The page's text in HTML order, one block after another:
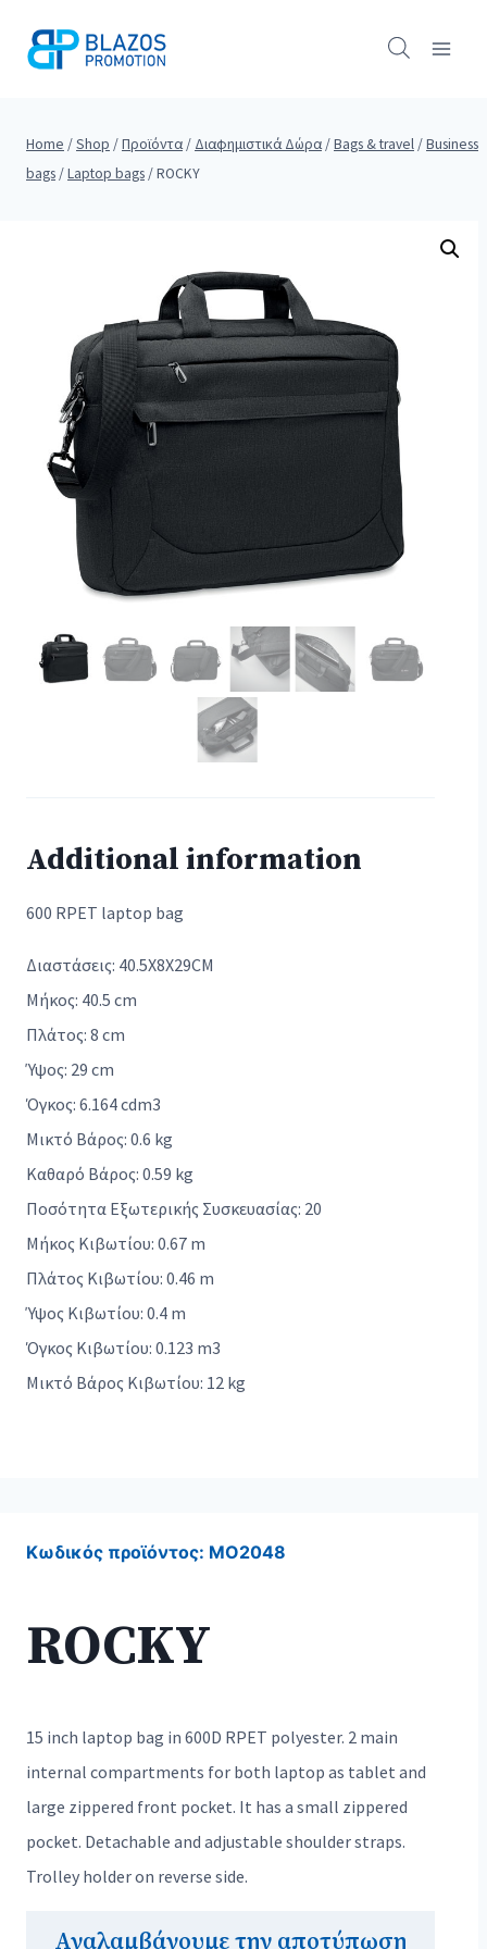
Home /Shop /Προϊόντα / Διαφημιστικά Δώρα /Bags & travel /Business
bags /Laptop bags /ROCKY
Additional information
600 RPET laptop bag
Διαστάσεις: 40.5X8X29CM
Μήκος: 40.5 cm
Πλάτος: 8 cm
Ύψος: 29 cm
Όγκος: 6.164 cdm3
Μικτό Βάρος: 0.6 kg
Καθαρό Βάρος: 0.59 kg
Ποσότητα Εξωτερικής Συσκευασίας: 20
Μήκος Κιβωτίου: 0.67 m
Πλάτος Κιβωτίου: 0.46 m
Ύψος Κιβωτίου: 0.4 m
Όγκος Κιβωτίου: 0.123 m3
Μικτό Βάρος Κιβωτίου: 12 kg
Κωδικός προϊόντος: MO2048
ROCKY
15 inch laptop bag in 600D RPET polyester. 2 main
internal compartments for both laptop as tablet and
large zippered front pocket. It has a small zippered
pocket. Detachable and adjustable shoulder straps.
Trolley holder on reverse side.
Αναλαμβάνουμε την αποτύπωση